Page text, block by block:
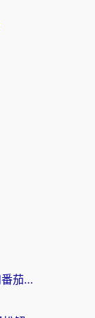
海外党必看：迅游VPN好用吗？和番茄加速器VPN对比哪个回国效果更好？